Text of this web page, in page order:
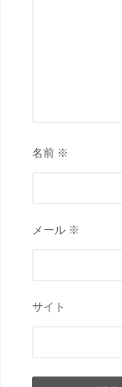
名前 ※
メール ※
サイト